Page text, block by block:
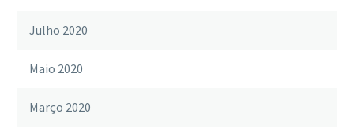
Julho 2020
Maio 2020
Março 2020